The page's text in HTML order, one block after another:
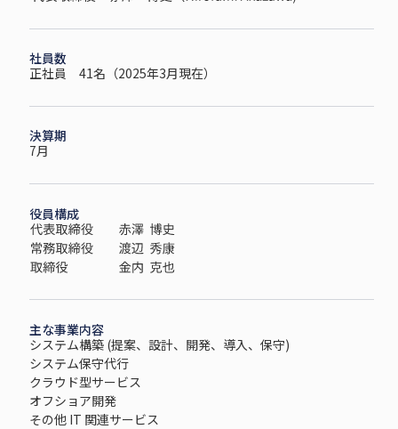
社員数
正社員 41名（2025年3月現在）
決算期
7月
役員構成
主な事業内容
システム構築 (提案、設計、開発、導入、保守)
システム保守代行
クラウド型サービス
オフショア開発
その他 IT 関連サービス